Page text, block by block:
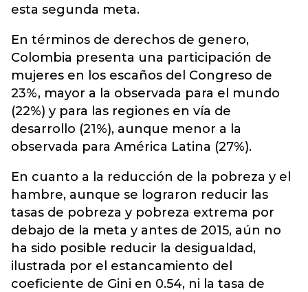
esta segunda meta.
En términos de derechos de genero,
Colombia presenta una participación de
mujeres en los escaños del Congreso de
23%, mayor a la observada para el mundo
(22%) y para las regiones en vía de
desarrollo (21%), aunque menor a la
observada para América Latina (27%).
En cuanto a la reducción de la pobreza y el
hambre, aunque se lograron reducir las
tasas de pobreza y pobreza extrema por
debajo de la meta y antes de 2015, aún no
ha sido posible reducir la desigualdad,
ilustrada por el estancamiento del
coeficiente de Gini en 0.54, ni la tasa de